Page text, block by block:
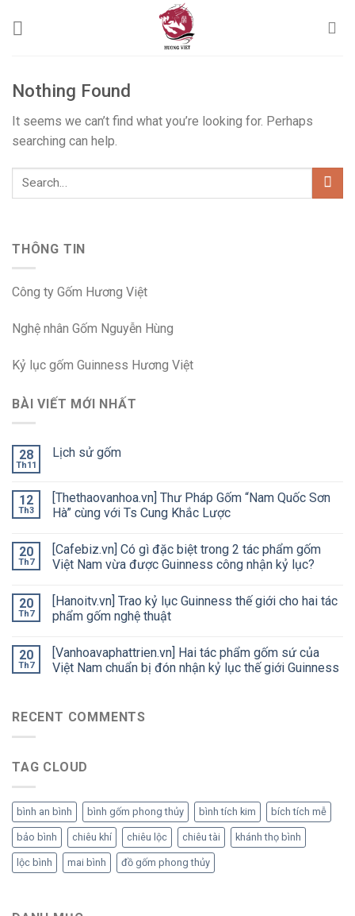
Nothing Found
It seems we can’t find what you’re looking for. Perhaps
searching can help.
THÔNG TIN
Công ty Gốm Hương Việt
Nghệ nhân Gốm Nguyễn Hùng
Kỷ lục gốm Guinness Hương Việt
BÀI VIẾT MỚI NHẤT
28
Th11
Lịch sử gốm
12
Th3
[Thethaovanhoa.vn] Thư Pháp Gốm “Nam Quốc Sơn
Hà” cùng với Ts Cung Khắc Lược
20
Th7
[Cafebiz.vn] Có gì đặc biệt trong 2 tác phẩm gốm
Việt Nam vừa được Guinness công nhận kỷ lục?
20
Th7
[Hanoitv.vn] Trao kỷ lục Guinness thế giới cho hai tác
phẩm gốm nghệ thuật
20
Th7
[Vanhoavaphattrien.vn] Hai tác phẩm gốm sứ của
Việt Nam chuẩn bị đón nhận kỷ lục thế giới Guinness
RECENT COMMENTS
TAG CLOUD
bình an bình bình gốm phong thủy bình tích kim bích tích mễ
bảo bình chiêu khí chiêu lộc chiêu tài khánh thọ bình
lộc bình mai bình đồ gốm phong thủy